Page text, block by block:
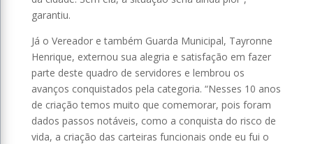
garantiu.
Já o Vereador e também Guarda Municipal, Tayronne
Henrique, externou sua alegria e satisfação em fazer
parte deste quadro de servidores e lembrou os
avanços conquistados pela categoria. “Nesses 10 anos
de criação temos muito que comemorar, pois foram
dados passos notáveis, como a conquista do risco de
vida, a criação das carteiras funcionais onde eu fui o